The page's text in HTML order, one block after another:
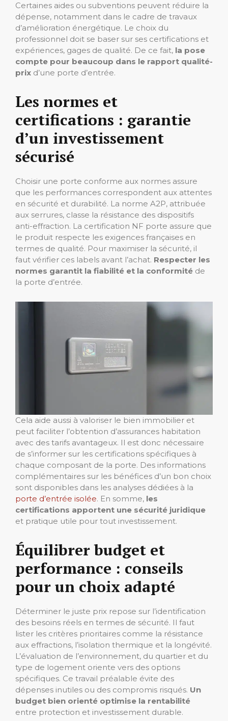
Certaines aides ou subventions peuvent réduire la
dépense, notamment dans le cadre de travaux
d’amélioration énergétique. Le choix du
professionnel doit se baser sur ses certifications et
expériences, gages de qualité. De ce fait, la pose
compte pour beaucoup dans le rapport qualité-
prix d’une porte d’entrée.
Les normes et
certifications : garantie
d’un investissement
sécurisé
Choisir une porte conforme aux normes assure
que les performances correspondent aux attentes
en sécurité et durabilité. La norme A2P, attribuée
aux serrures, classe la résistance des dispositifs
anti-effraction. La certification NF porte assure que
le produit respecte les exigences françaises en
termes de qualité. Pour maximiser la sécurité, il
faut vérifier ces labels avant l’achat. Respecter les
normes garantit la fiabilité et la conformité de
la porte d’entrée.
Cela aide aussi à valoriser le bien immobilier et
peut faciliter l’obtention d’assurances habitation
avec des tarifs avantageux. Il est donc nécessaire
de s’informer sur les certifications spécifiques à
chaque composant de la porte. Des informations
complémentaires sur les bénéfices d’un bon choix
sont disponibles dans les analyses dédiées à la
porte d’entrée isolée. En somme, les
certifications apportent une sécurité juridique
et pratique utile pour tout investissement.
Équilibrer budget et
performance : conseils
pour un choix adapté
Déterminer le juste prix repose sur l’identification
des besoins réels en termes de sécurité. Il faut
lister les critères prioritaires comme la résistance
aux effractions, l’isolation thermique et la longévité.
L’évaluation de l’environnement, du quartier et du
type de logement oriente vers des options
spécifiques. Ce travail préalable évite des
dépenses inutiles ou des compromis risqués. Un
budget bien orienté optimise la rentabilité
entre protection et investissement durable.